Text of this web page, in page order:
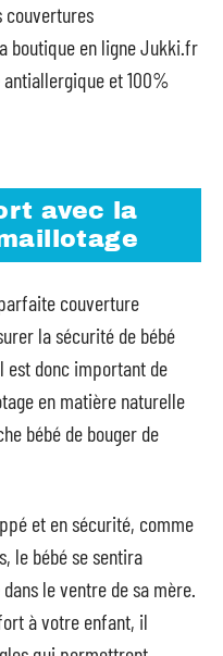
couvertures
boutique en ligne Jukki.fr
et 100%
avec la
couverture
la sécurité de bébé
est donc important de
en matière naturelle
bébé de bouger de
et en sécurité, comme
le bébé se sentira
le ventre de sa mère.
à votre enfant, il